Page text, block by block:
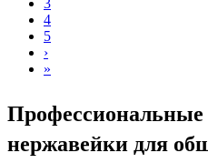
3
4
5
›
»
Профессиональные
нержавейки для